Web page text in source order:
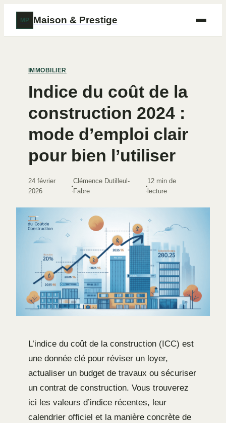
MP Maison & Prestige
IMMOBILIER
Indice du coût de la
construction 2024 :
mode d’emploi clair
pour bien l’utiliser
24 février
2026
·
Clémence Dutilleul-
Fabre
·
12 min de
lecture
L’indice du coût de la construction (ICC) est
une donnée clé pour réviser un loyer,
actualiser un budget de travaux ou sécuriser
un contrat de construction. Vous trouverez
ici les valeurs d’indice récentes, leur
calendrier officiel et la manière concrète de